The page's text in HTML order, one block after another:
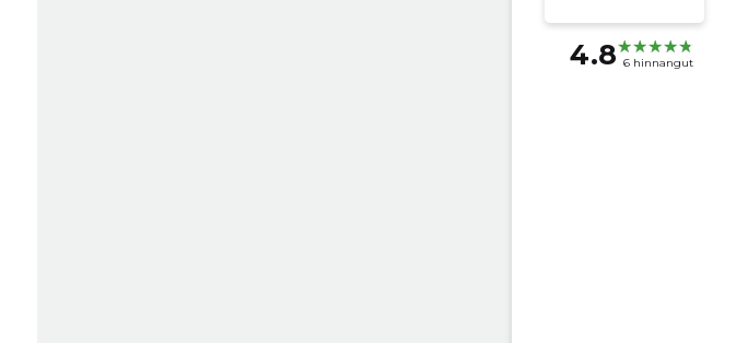
4.8 6 hinnangut